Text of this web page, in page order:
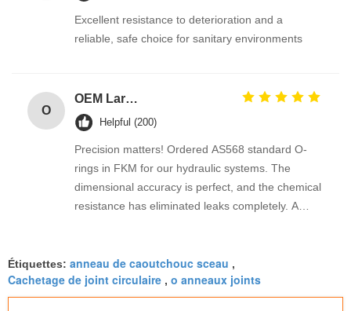
Excellent resistance to deterioration and a
reliable, safe choice for sanitary environments
O
OEM Large Sizes Metric Inch Oring
Helpful (200)
Precision matters! Ordered AS568 standard O-
rings in FKM for our hydraulic systems. The
dimensional accuracy is perfect, and the chemical
resistance has eliminated leaks completely. A
Étiquettes: anneau de caoutchouc sceau ,
Cachetage de joint circulaire , o anneaux joints